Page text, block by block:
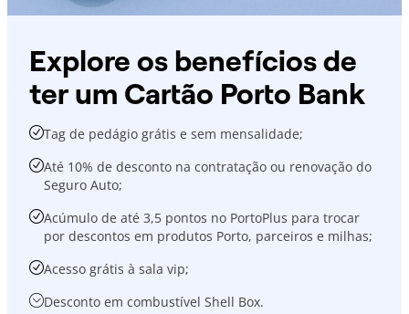
Explore os benefícios de
ter um Cartão Porto Bank
Tag de pedágio grátis e sem mensalidade;
Até 10% de desconto na contratação ou renovação do
Seguro Auto;
Acúmulo de até 3,5 pontos no PortoPlus para trocar
por descontos em produtos Porto, parceiros e milhas;
Acesso grátis à sala vip;
Desconto em combustível Shell Box.